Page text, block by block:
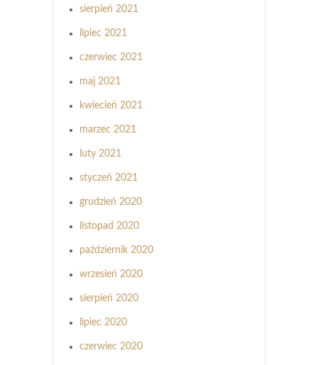
sierpień 2021
lipiec 2021
czerwiec 2021
maj 2021
kwiecień 2021
marzec 2021
luty 2021
styczeń 2021
grudzień 2020
listopad 2020
październik 2020
wrzesień 2020
sierpień 2020
lipiec 2020
czerwiec 2020